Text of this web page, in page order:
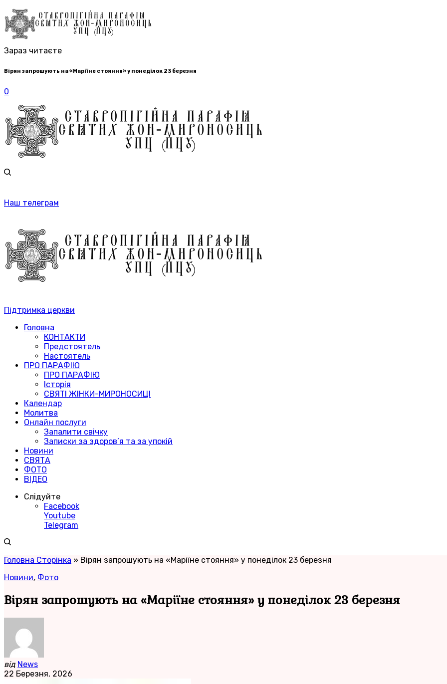
Зараз читаєте
Вірян запрошують на «Маріїне стояння» у понеділок 23 березня
0
Наш телеграм
Підтримка церкви
Головна
КОНТАКТИ
Предстоятель
Настоятель
ПРО ПАРАФІЮ
ПРО ПАРАФІЮ
Історія
СВЯТІ ЖІНКИ-МИРОНОСИЦІ
Календар
Молитва
Онлайн послуги
Запалити свічку
Записки за здоров’я та за упокій
Новини
СВЯТА
ФОТО
ВІДЕО
Слідуйте
Facebook
Youtube
Telegram
Головна Сторінка » Вірян запрошують на «Маріїне стояння» у понеділок 23 березня
Новини, Фото
Вірян запрошують на «Маріїне стояння» у понеділок 23 березня
від News
22 Березня, 2026